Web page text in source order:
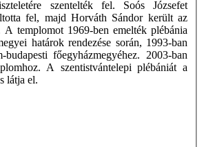
szentelték fel. Soós Józsefet
fel, majd Horváth Sándor került az
A templomot 1969-ben emelték plébánia
határok rendezése során, 1993-ban
főegyházmegyéhez. 2003-ban
A szentistvántelepi plébániát a
látja el.